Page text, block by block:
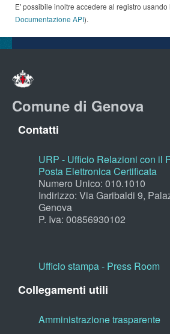
E' possibile inoltre accedere al registro usando
Documentazione API).
Comune di Genova
Contatti
URP - Ufficio Relazioni con il
Posta Elettronica Certificata
Numero Unico: 010.1010
Indirizzo: Via Garibaldi 9,
Genova
P. Iva: 00856930102
Ufficio stampa - Press Room
Collegamenti utili
Amministrazione trasparente